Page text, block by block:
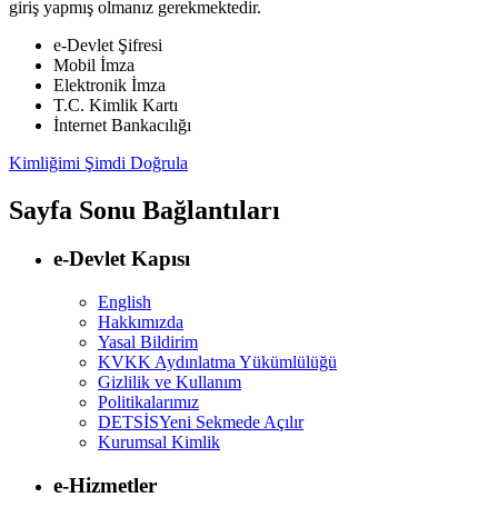
giriş yapmış olmanız gerekmektedir.
e-Devlet Şifresi
Mobil İmza
Elektronik İmza
T.C. Kimlik Kartı
İnternet Bankacılığı
Kimliğimi Şimdi Doğrula
Sayfa Sonu Bağlantıları
e-Devlet Kapısı
English
Hakkımızda
Yasal Bildirim
KVKK Aydınlatma Yükümlülüğü
Gizlilik ve Kullanım
Politikalarımız
DETSİSYeni Sekmede Açılır
Kurumsal Kimlik
e-Hizmetler